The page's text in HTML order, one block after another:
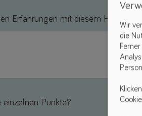
Erfahrungen mit diesem Hilfsmittel
Punkte?
Wir
die